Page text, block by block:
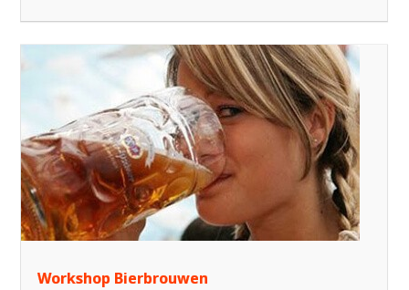
Workshop Bierbrouwen